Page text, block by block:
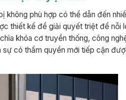
không phù hợp có thể dẫn đến
thiết kế để giải quyết triệt để nỗi
khóa cơ truyền thống, công
sự có thẩm quyền mới tiếp cận